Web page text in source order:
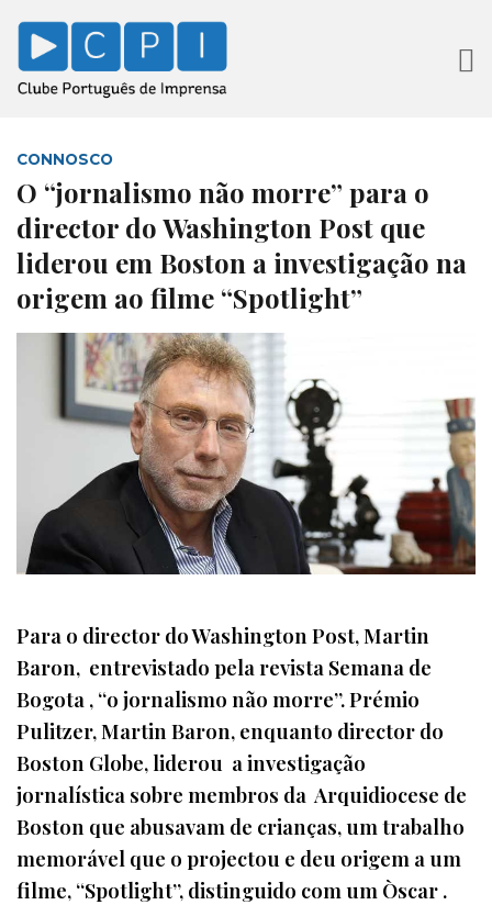
CONNOSCO
O “jornalismo não morre” para o
director do Washington Post que
liderou em Boston a investigação na
origem ao filme “Spotlight”
Para o director do Washington Post, Martin
Baron, entrevistado pela revista Semana de
Bogota , “o jornalismo não morre”. Prémio
Pulitzer, Martin Baron, enquanto director do
Boston Globe, liderou a investigação
jornalística sobre membros da Arquidiocese de
Boston que abusavam de crianças, um trabalho
memorável que o projectou e deu origem a um
filme, “Spotlight”, distinguido com um Òscar .